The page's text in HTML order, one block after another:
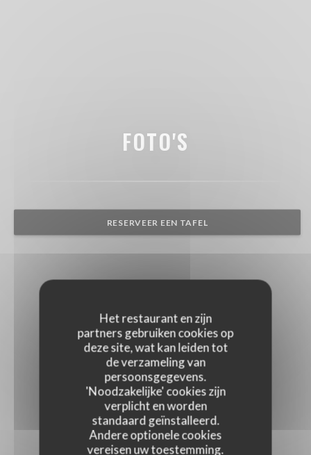
Het restaurant en zijn
partners gebruiken cookies op
deze site, wat kan leiden tot
de verzameling van
persoonsgegevens.
'Noodzakelijke' cookies zijn
verplicht en worden
standaard geïnstalleerd.
Andere optionele cookies
vereisen uw toestemming.
FOTO'S
RESERVEER EEN TAFEL